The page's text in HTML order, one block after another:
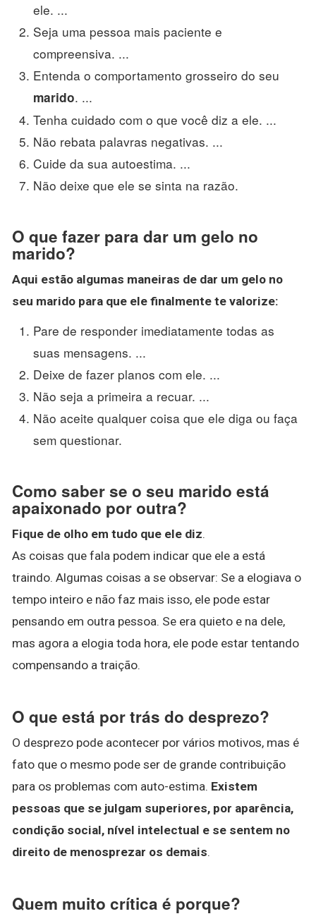
ele. ...
Seja uma pessoa mais paciente e
compreensiva. ...
Entenda o comportamento grosseiro do seu
marido. ...
Tenha cuidado com o que você diz a ele. ...
Não rebata palavras negativas. ...
Cuide da sua autoestima. ...
Não deixe que ele se sinta na razão.
O que fazer para dar um gelo no
marido?
Aqui estão algumas maneiras de dar um gelo no
seu marido para que ele finalmente te valorize:
Pare de responder imediatamente todas as
suas mensagens. ...
Deixe de fazer planos com ele. ...
Não seja a primeira a recuar. ...
Não aceite qualquer coisa que ele diga ou faça
sem questionar.
Como saber se o seu marido está
apaixonado por outra?
Fique de olho em tudo que ele diz.
As coisas que fala podem indicar que ele a está
traindo. Algumas coisas a se observar: Se a elogiava o
tempo inteiro e não faz mais isso, ele pode estar
pensando em outra pessoa. Se era quieto e na dele,
mas agora a elogia toda hora, ele pode estar tentando
compensando a traição.
O que está por trás do desprezo?
O desprezo pode acontecer por vários motivos, mas é
fato que o mesmo pode ser de grande contribuição
para os problemas com auto-estima. Existem
pessoas que se julgam superiores, por aparência,
condição social, nível intelectual e se sentem no
direito de menosprezar os demais.
Quem muito crítica é porque?